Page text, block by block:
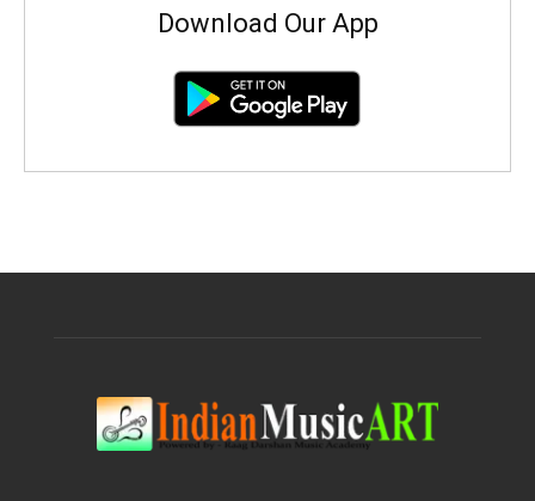
Download Our App